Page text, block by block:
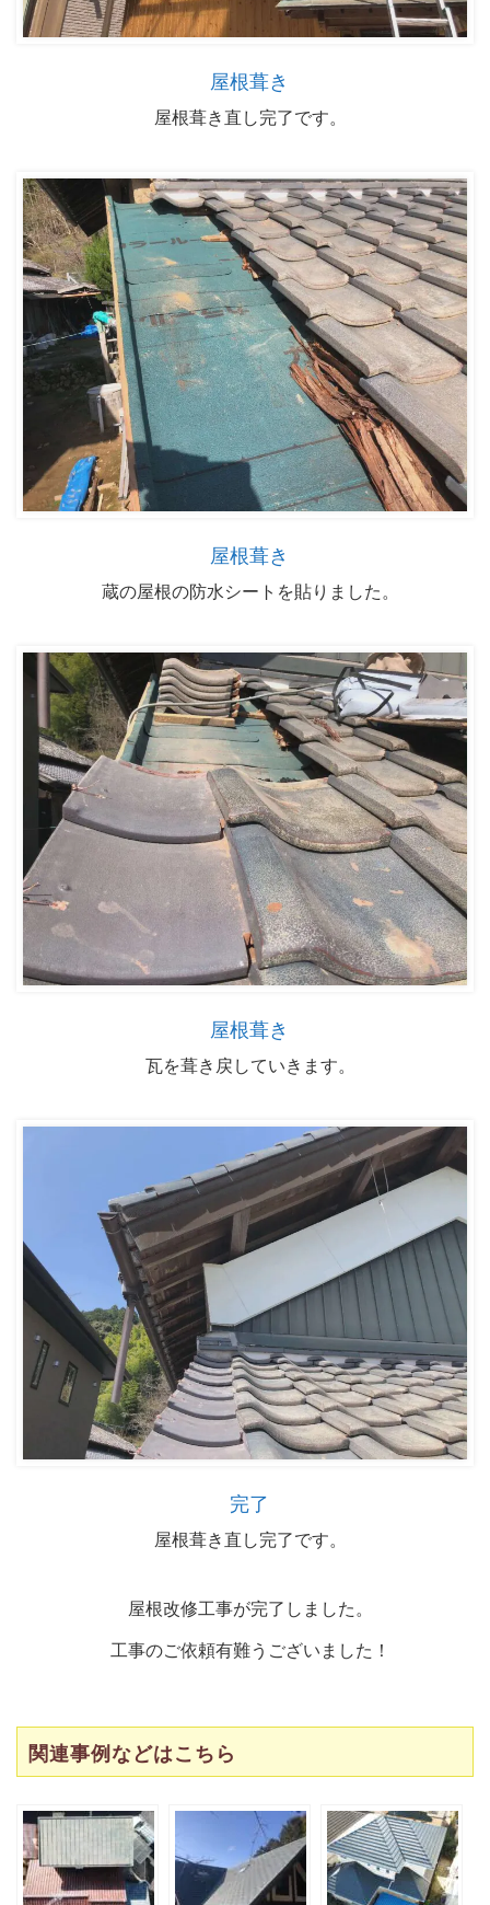
屋根葺き
屋根葺き直し完了です。
屋根葺き
蔵の屋根の防水シートを貼りました。
屋根葺き
瓦を葺き戻していきます。
完了
屋根葺き直し完了です。
屋根改修工事が完了しました。
工事のご依頼有難うございました！
関連事例などはこちら